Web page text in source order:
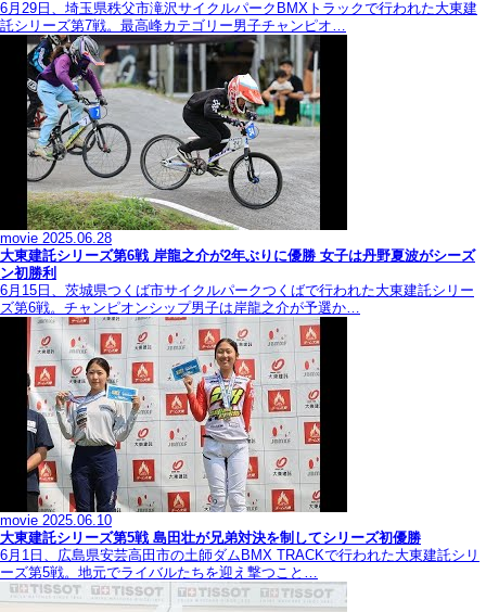
6月29日、埼玉県秩父市滝沢サイクルパークBMXトラックで行われた大東建
託シリーズ第7戦。最高峰カテゴリー男子チャンピオ…
movie 2025.06.28
大東建託シリーズ第6戦 岸龍之介が2年ぶりに優勝 女子は丹野夏波がシーズ
ン初勝利
6月15日、茨城県つくば市サイクルパークつくばで行われた大東建託シリー
ズ第6戦。チャンピオンシップ男子は岸龍之介が予選か…
movie 2025.06.10
大東建託シリーズ第5戦 島田壮が兄弟対決を制してシリーズ初優勝
6月1日、広島県安芸高田市の土師ダムBMX TRACKで行われた大東建託シリ
ーズ第5戦。地元でライバルたちを迎え撃つこと…